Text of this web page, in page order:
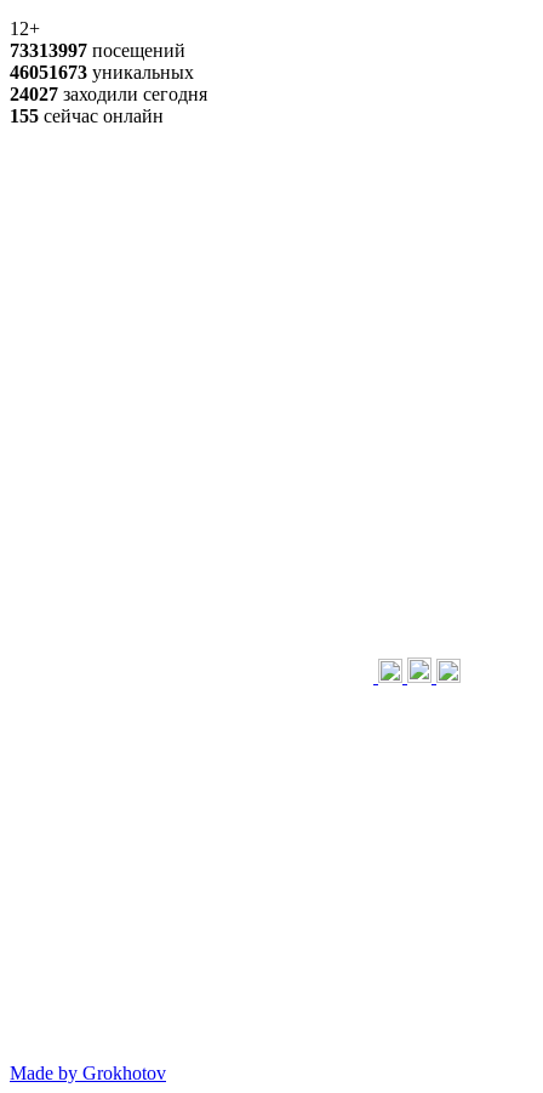
12+
73313997 посещений
46051673 уникальных
24027 заходили сегодня
155 сейчас онлайн
Made by Grokhotov